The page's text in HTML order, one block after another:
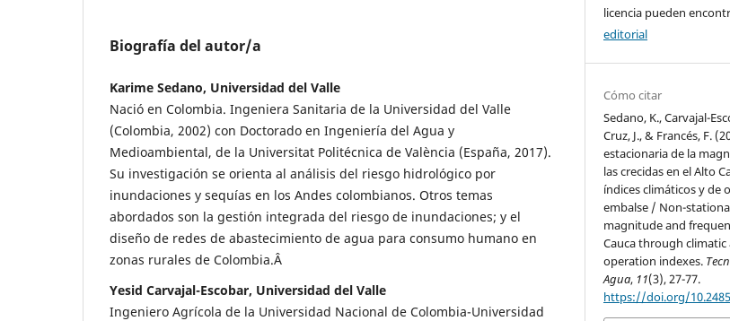
Biografía del autor/a
Karime Sedano, Universidad del Valle
Nació en Colombia. Ingeniera Sanitaria de la Universidad del Valle
(Colombia, 2002) con Doctorado en Ingeniería del Agua y
Medioambiental, de la Universitat Politécnica de València (España, 2017).
Su investigación se orienta al análisis del riesgo hidrológico por
inundaciones y sequías en los Andes colombianos. Otros temas
abordados son la gestión integrada del riesgo de inundaciones; y el
diseño de redes de abastecimiento de agua para consumo humano en
zonas rurales de Colombia.Â
Yesid Carvajal-Escobar, Universidad del Valle
Ingeniero Agrícola de la Universidad Nacional de Colombia-Universidad
licencia pueden
editorial
Cómo citar
Sedano, K., Carvajal-
Cruz, J., & Francés, F.
estacionaria de la
las crecidas en el Alto
índices climáticos y de
embalse / Non-
magnitude and
Cauca through
operation indexes.
Agua, 11(3), 27-77.
https://doi.org/